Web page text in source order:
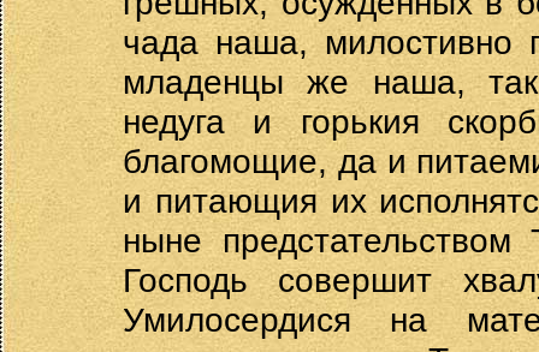
чада наша, милостивно
младенцы же наша,
недуга и горькия
благомощие, да и
и питающия их
ныне
Господь совершит
Умилосердися на